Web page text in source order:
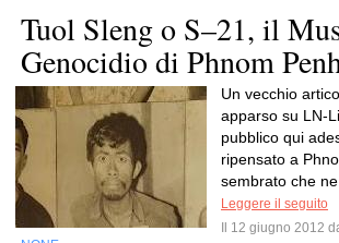
Tuol Sleng o S–21, il
Genocidio di Phnom
Un vecchio
apparso su LN-
pubblico qui
ripensato a
sembrato che
Leggere il seguito
Il 12 giugno 2012